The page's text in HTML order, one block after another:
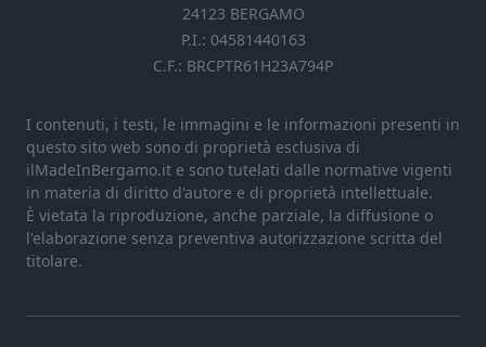
24123 BERGAMO
P.I.: 04581440163
C.F.: BRCPTR61H23A794P
I contenuti, i testi, le immagini e le informazioni presenti in
questo sito web sono di proprietà esclusiva di
ilMadeInBergamo.it e sono tutelati dalle normative vigenti
in materia di diritto d'autore e di proprietà intellettuale.
È vietata la riproduzione, anche parziale, la diffusione o
l'elaborazione senza preventiva autorizzazione scritta del
titolare.